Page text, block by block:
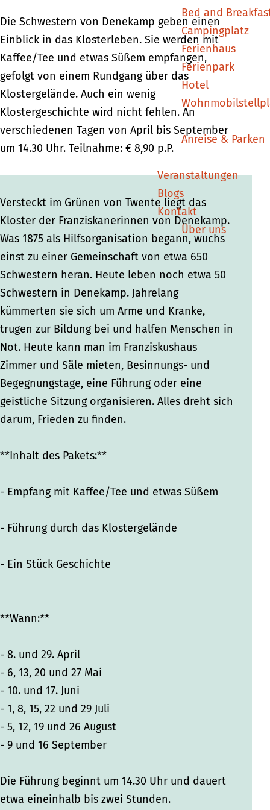
Bed and
Campingplatz
Ferienhaus
Ferienpark
Hotel
Anreise & Parken
Veranstaltungen
Blogs
Kontakt
Über uns
t
i
g
u
n
g
d
e
l
o
s
t
e
r
s
:
"
K
o
m
e
Z
e
h
t
i
g
u
n
g
d
K
l
o
s
t
e
r
s
:
"
K
o
m
n
i
"
h
t
i
g
u
n
g
d
K
l
o
s
t
e
s
:
"
K
o
m
n
i
"
Die Schwestern von Denekamp geben einen
Einblick in das Klosterleben. Sie werden mit
Kaffee/Tee und etwas Süßem empfangen,
gefolgt von einem Rundgang über das
Klostergelände. Auch ein wenig
Klostergeschichte wird nicht fehlen. An
verschiedenen Tagen von April bis September
um 14.30 Uhr. Teilnahme: € 8,90 p.P.
Versteckt im Grünen von Twente liegt das
Kloster der Franziskanerinnen von Denekamp.
Was 1875 als Hilfsorganisation begann, wuchs
einst zu einer Gemeinschaft von etwa 650
Schwestern heran. Heute leben noch etwa 50
Schwestern in Denekamp. Jahrelang
kümmerten sie sich um Arme und Kranke,
trugen zur Bildung bei und halfen Menschen in
Not. Heute kann man im Franziskushaus
Zimmer und Säle mieten, Besinnungs- und
Begegnungstage, eine Führung oder eine
geistliche Sitzung organisieren. Alles dreht sich
darum, Frieden zu finden.
**Inhalt des Pakets:**
- Empfang mit Kaffee/Tee und etwas Süßem
- Führung durch das Klostergelände
- Ein Stück Geschichte
**Wann:**
- 8. und 29. April
- 6, 13, 20 und 27 Mai
- 10. und 17. Juni
- 1, 8, 15, 22 und 29 Juli
- 5, 12, 19 und 26 August
- 9 und 16 September
Die Führung beginnt um 14.30 Uhr und dauert
etwa eineinhalb bis zwei Stunden.